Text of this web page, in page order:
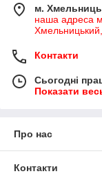
м.
наша адреса
Контакти
Сьогодні
Показати
Про нас
Контакти